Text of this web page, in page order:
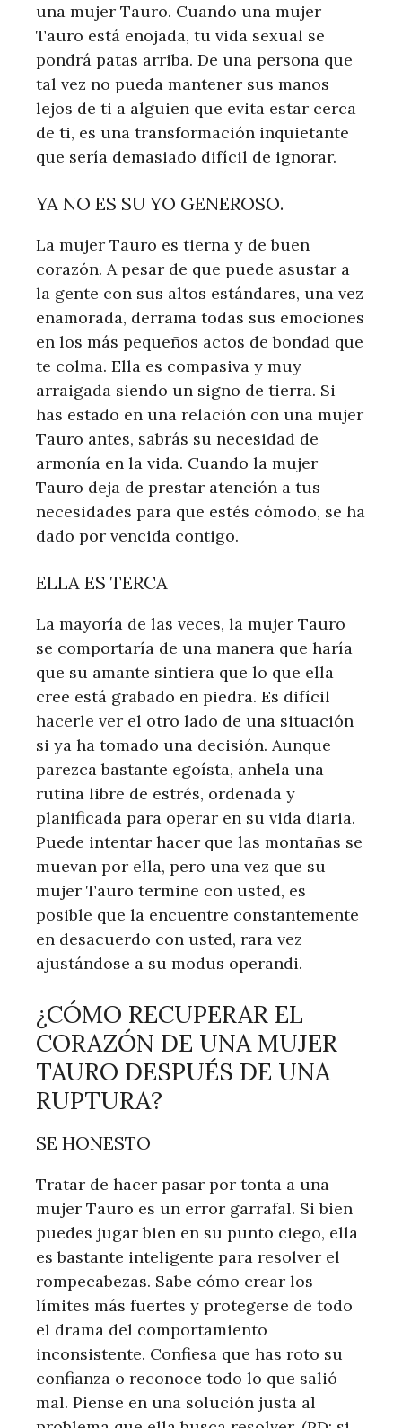
una mujer Tauro. Cuando una mujer
Tauro está enojada, tu vida sexual se
pondrá patas arriba. De una persona que
tal vez no pueda mantener sus manos
lejos de ti a alguien que evita estar cerca
de ti, es una transformación inquietante
que sería demasiado difícil de ignorar.
YA NO ES SU YO GENEROSO.
La mujer Tauro es tierna y de buen
corazón. A pesar de que puede asustar a
la gente con sus altos estándares, una vez
enamorada, derrama todas sus emociones
en los más pequeños actos de bondad que
te colma. Ella es compasiva y muy
arraigada siendo un signo de tierra. Si
has estado en una relación con una mujer
Tauro antes, sabrás su necesidad de
armonía en la vida. Cuando la mujer
Tauro deja de prestar atención a tus
necesidades para que estés cómodo, se ha
dado por vencida contigo.
ELLA ES TERCA
La mayoría de las veces, la mujer Tauro
se comportaría de una manera que haría
que su amante sintiera que lo que ella
cree está grabado en piedra. Es difícil
hacerle ver el otro lado de una situación
si ya ha tomado una decisión. Aunque
parezca bastante egoísta, anhela una
rutina libre de estrés, ordenada y
planificada para operar en su vida diaria.
Puede intentar hacer que las montañas se
muevan por ella, pero una vez que su
mujer Tauro termine con usted, es
posible que la encuentre constantemente
en desacuerdo con usted, rara vez
ajustándose a su modus operandi.
¿CÓMO RECUPERAR EL
CORAZÓN DE UNA MUJER
TAURO DESPUÉS DE UNA
RUPTURA?
SE HONESTO
Tratar de hacer pasar por tonta a una
mujer Tauro es un error garrafal. Si bien
puedes jugar bien en su punto ciego, ella
es bastante inteligente para resolver el
rompecabezas. Sabe cómo crear los
límites más fuertes y protegerse de todo
el drama del comportamiento
inconsistente. Confiesa que has roto su
confianza o reconoce todo lo que salió
mal. Piense en una solución justa al